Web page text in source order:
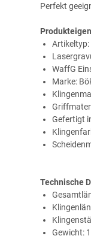
Perfekt
Artikeltyp:
WaffG
Marke:
Gefertigt
Technische
Gewicht: